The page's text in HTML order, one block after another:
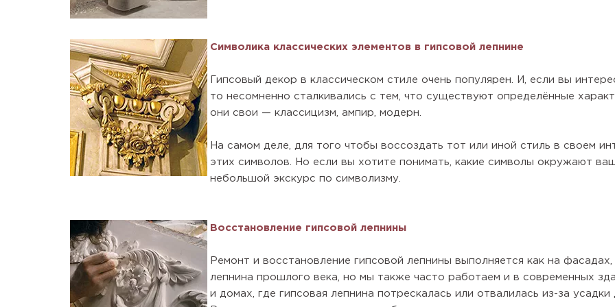
Символика классических элементов в гипсовой лепнине
Гипсовый декор в классическом стиле очень популярен. И, если вы
то несомненно сталкивались с тем, что существуют определённые
они свои — классицизм, ампир, модерн.
На самом деле, для того чтобы воссоздать тот или иной стиль в своем
этих символов. Но если вы хотите понимать, какие символы окружают
небольшой экскурс по символизму.
Восстановление гипсовой лепнины
Ремонт и восстановление гипсовой лепнины выполняется как на
лепнина прошлого века, но мы также часто работаем и в современных
и домах, где гипсовая лепнина потрескалась или отвалилась из-за